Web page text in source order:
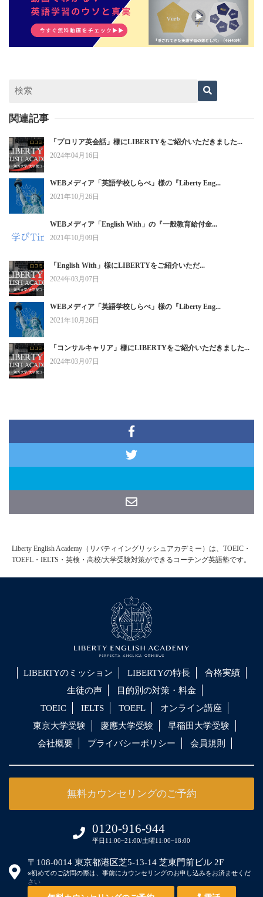
関連記事
「プロリア英会話」様にLIBERTYをご紹介いただきました...
2024年04月16日
WEBメディア「英語学校しらべ」様の『Liberty Eng...
2021年10月26日
WEBメディア「English With」の『一般教育給付金...
2021年10月09日
「English With」様にLIBERTYをご紹介いただ...
2024年03月07日
WEBメディア「英語学校しらべ」様の『Liberty Eng...
2021年10月26日
「コンサルキャリア」様にLIBERTYをご紹介いただきました...
2024年03月07日
Liberty English Academy（リバティイングリッシュアカデミー）は、TOEIC・
TOEFL・IELTS・英検・高校/大学受験対策ができるコーチング英語塾です。
LIBERTYのミッション LIBERTYの特長
合格実績
生徒の声
目的別の対策・料金
TOEIC
IELTS TOEFL
オンライン講座
東京大学受験
慶應大学受験
早稲田大学受験
会社概要
プライバシーポリシー 会員規則
無料カウンセリングのご予約
0120-916-944
平日11:00~21:00/土曜11:00~18:00
〒108-0014 東京都港区芝5-13-14 芝東門前ビル 2F
※初めてのご訪問の際は、事前にカウンセリングのお申し込みをお済ませくだ
さい